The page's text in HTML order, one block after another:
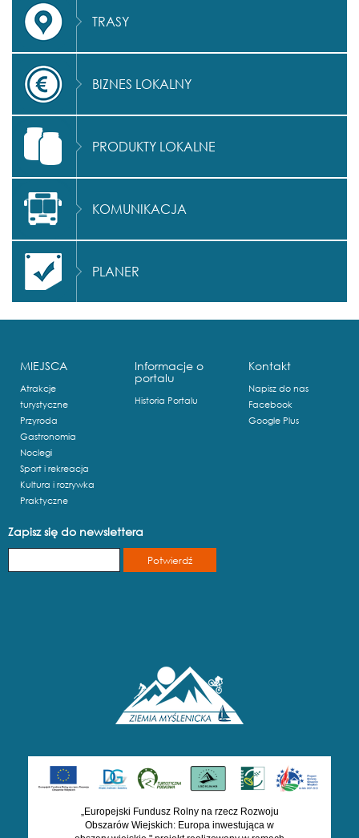
TRASY
BIZNES LOKALNY
PRODUKTY LOKALNE
KOMUNIKACJA
PLANER
MIEJSCA
Atrakcje
turystyczne
Przyroda
Gastronomia
Noclegi
Sport i rekreacja
Kultura i rozrywka
Praktyczne
Informacje o
portalu
Historia Portalu
Kontakt
Napisz do nas
Facebook
Google Plus
Zapisz się do newslettera
„Europejski Fundusz Rolny na rzecz Rozwoju
Obszarów Wiejskich: Europa inwestująca w